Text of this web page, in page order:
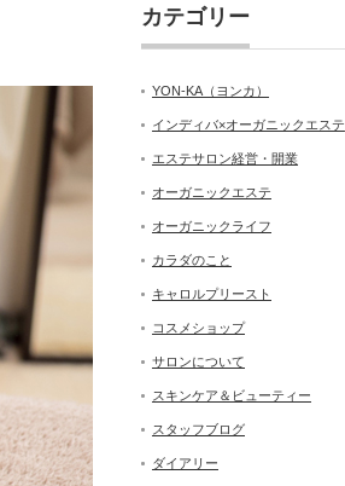
カテゴリー
YON-KA（ヨンカ）
インディバ×オーガニックエステ
エステサロン経営・開業
オーガニックエステ
オーガニックライフ
カラダのこと
キャロルプリースト
コスメショップ
サロンについて
スキンケア＆ビューティー
スタッフブログ
ダイアリー